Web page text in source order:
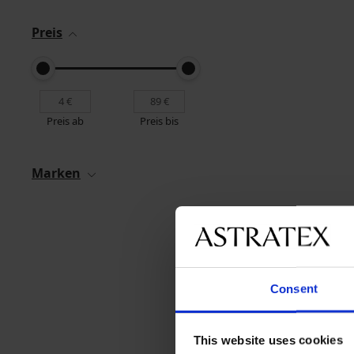
Consent
This website uses cookies
Preis
Preis ab Preis bis
Marken